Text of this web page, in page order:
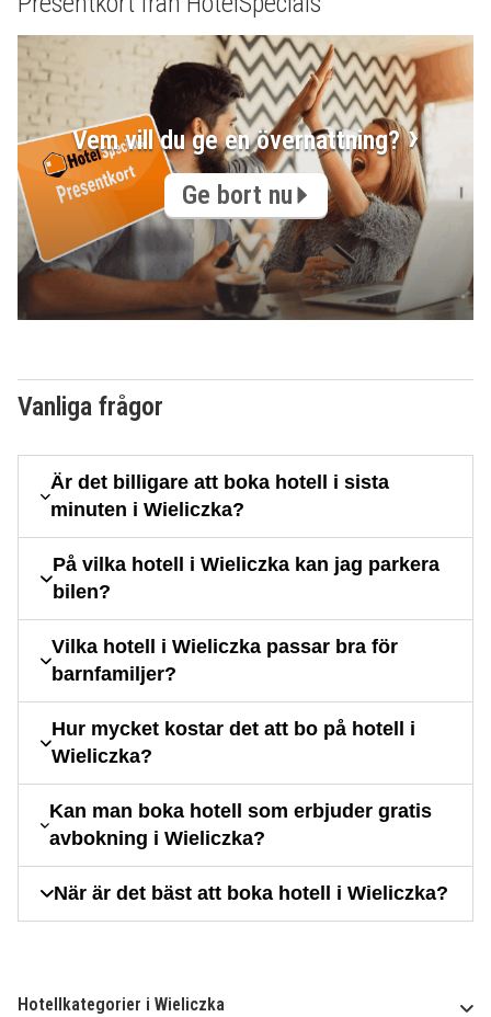
Vem vill du ge en övernattning?
Ge bort nu
Vanliga frågor
Är det billigare att boka hotell i sista
minuten i Wieliczka?
På vilka hotell i Wieliczka kan jag parkera
bilen?
Vilka hotell i Wieliczka passar bra för
barnfamiljer?
Hur mycket kostar det att bo på hotell i
Wieliczka?
Kan man boka hotell som erbjuder gratis
avbokning i Wieliczka?
När är det bäst att boka hotell i Wieliczka?
Hotellkategorier i Wieliczka